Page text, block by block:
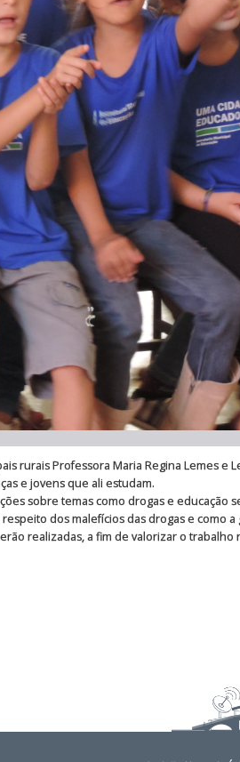
Professora Maria Regina Lemes e
e jovens que ali estudam.
temas como drogas e educação
dos malefícios das drogas e como
realizadas, a fim de valorizar o